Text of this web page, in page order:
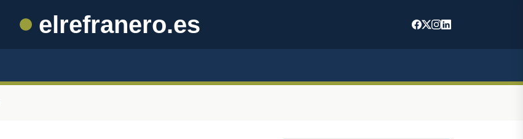
elrefranero.es